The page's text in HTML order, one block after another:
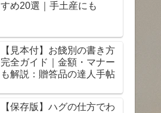
すめ20選｜手土産にも
【見本付】お餞別の書き方
完全ガイド｜金額・マナー
も解説：贈答品の達人手帖
【保存版】ハグの仕方でわ